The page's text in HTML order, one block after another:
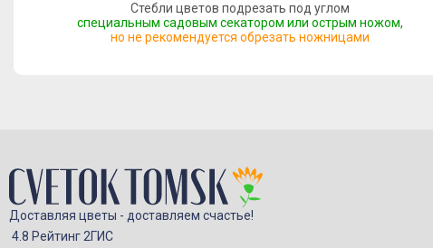
Стебли цветов подрезать под углом
специальным садовым секатором или острым ножом,
но не рекомендуется обрезать ножницами
Доставляя цветы - доставляем счастье!
4.8 Рейтинг 2ГИС